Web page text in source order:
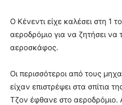
Ο Κένεντι είχε καλέσει στη 1
αεροδρόμιο για να ζητήσει να
αεροσκάφος.
Οι περισσότεροι από τους
είχαν επιστρέψει στα σπίτια
Τζον έφθανε στο αεροδρόμιο.